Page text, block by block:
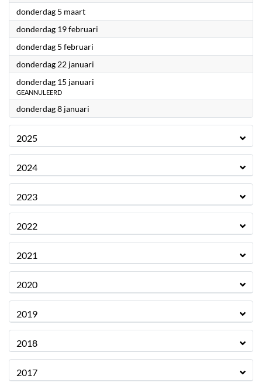
donderdag 5 maart2026
donderdag 19 februari
donderdag 5 februari
donderdag 22 januari
donderdag 15 januari
GEANNULEERD
donderdag 8 januari
2025
2024
2023
2022
2021
2020
2019
2018
2017